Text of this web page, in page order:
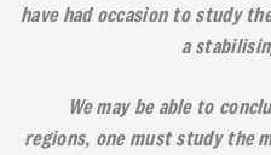
have had occasion to study
a
We may be able to
regions, one must study the